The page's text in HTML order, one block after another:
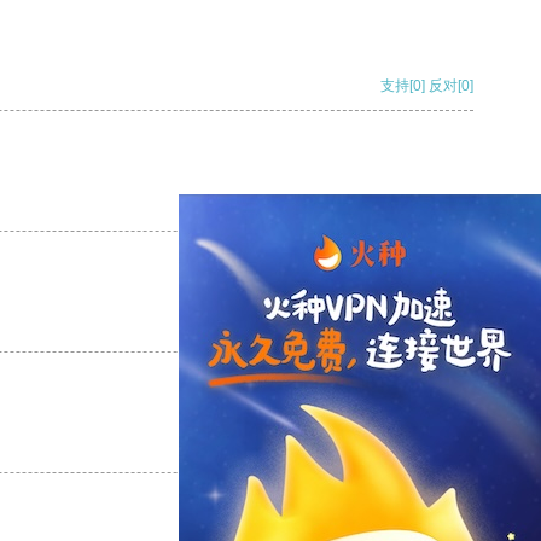
支持[0] 反对[0]
支持 [0] 反对 [0]
支持